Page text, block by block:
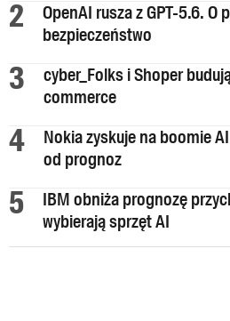
OpenAI rusza z GPT-5.6. O
bezpieczeństwo
cyber_Folks i Shoper
commerce
Nokia zyskuje na boomie
od prognoz
IBM obniża prognozę
wybierają sprzęt AI